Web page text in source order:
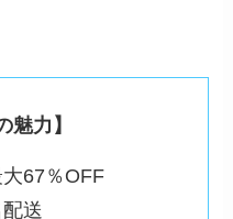
魅力】
67％OFF
送